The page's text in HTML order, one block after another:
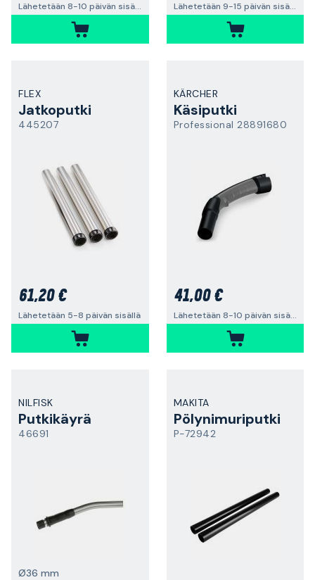
Lähetetään 8-10 päivän sisällä Lähetetään 9-15 päivän sisällä
FLEX
Jatkoputki
445207
61,20 €
Lähetetään 5-8 päivän sisällä
KÄRCHER
Käsiputki
Professional 28891680
41,00 €
Lähetetään 8-10 päivän sisällä
NILFISK
Putkikäyrä
46691
Ø36 mm
MAKITA
Pölynimuriputki
P-72942